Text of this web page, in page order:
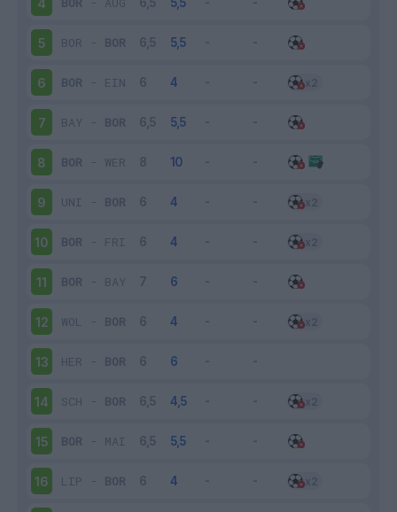
5 BOR - BOR
6 BOR - EIN
7 BAY - BOR
8 BOR - WER
9 UNI - BOR
10 BOR - FRI
11 BOR - BAY
12 WOL - BOR
13 HER - BOR
14 SCH - BOR
15 BOR - MAI
16 LIP - BOR